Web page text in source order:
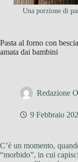
Una porzione di
Pasta al forno con
amata dai bambini
Redazione
9 Febbraio
C’è un momento,
“morbido”, in cui